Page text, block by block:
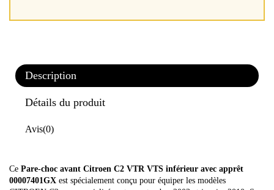
Description
Détails du produit
Avis(0)
Ce Pare-choc avant Citroen C2 VTR VTS inférieur avec apprêt
00007401GX est spécialement conçu pour équiper les modèles